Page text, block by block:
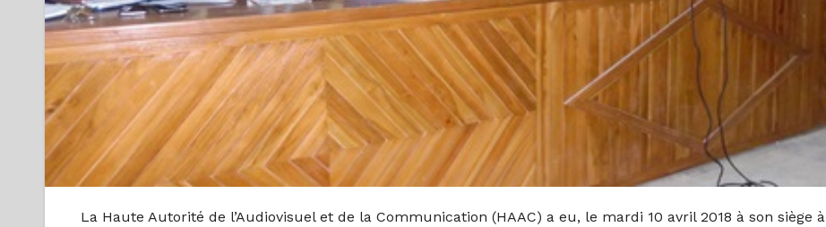
La Haute Autorité de l’Audiovisuel et de la Communication (HAAC) a eu, le mardi 10 avril 2018 à son siège à